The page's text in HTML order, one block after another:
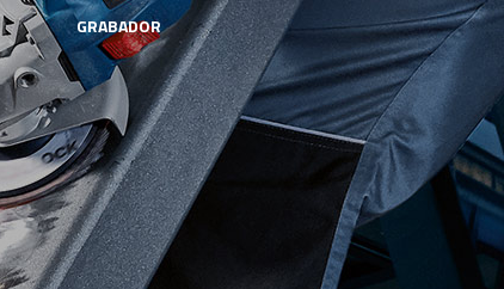
GRABADOR
ELECTRICAS